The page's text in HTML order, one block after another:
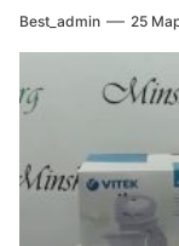
Best_admin 25